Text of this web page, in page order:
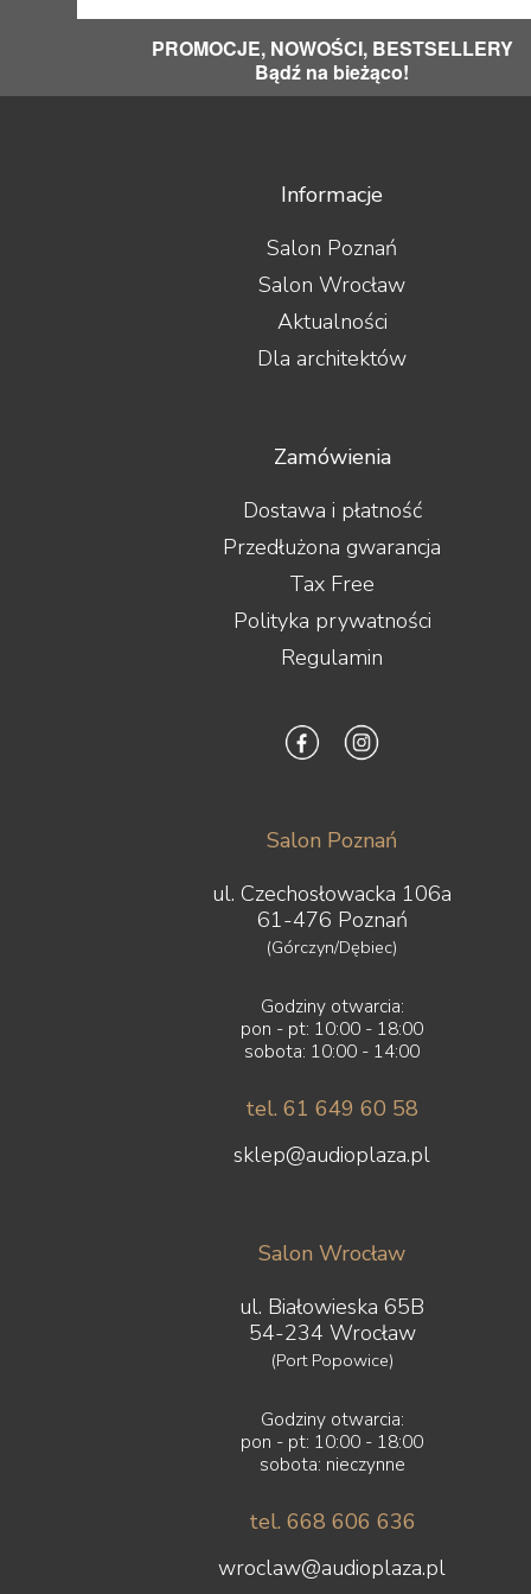
PROMOCJE, NOWOŚCI, BESTSELLERY
Bądź na bieżąco!
Informacje
Salon Poznań
Salon Wrocław
Aktualności
Dla architektów
Zamówienia
Dostawa i płatność
Przedłużona gwarancja
Tax Free
Polityka prywatności
Regulamin
Salon Poznań
ul. Czechosłowacka 106a
61-476 Poznań
(Górczyn/Dębiec)
Godziny otwarcia:
pon - pt: 10:00 - 18:00
sobota: 10:00 - 14:00
tel. 61 649 60 58
sklep@audioplaza.pl
Salon Wrocław
ul. Białowieska 65B
54-234 Wrocław
(Port Popowice)
Godziny otwarcia:
pon - pt: 10:00 - 18:00
sobota: nieczynne
tel. 668 606 636
wroclaw@audioplaza.pl